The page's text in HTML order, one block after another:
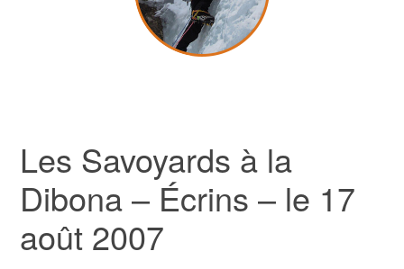
Les Savoyards à la
Dibona – Écrins – le 17
août 2007